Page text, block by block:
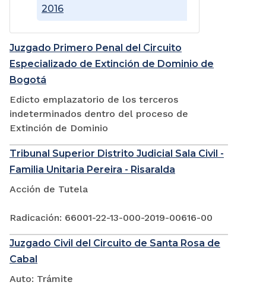
2016
Juzgado Primero Penal del Circuito
Especializado de Extinción de Dominio de
Bogotá
Edicto emplazatorio de los terceros
indeterminados dentro del proceso de
Extinción de Dominio
Tribunal Superior Distrito Judicial Sala Civil -
Familia Unitaria Pereira - Risaralda
Acción de Tutela
Radicación: 66001-22-13-000-2019-00616-00
Juzgado Civil del Circuito de Santa Rosa de
Cabal
Auto: Trámite